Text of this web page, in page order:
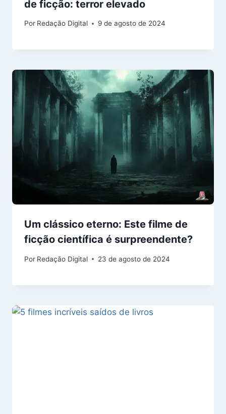
de ficção: terror elevado
Por Redação Digital 9 de agosto de 2024
Um clássico eterno: Este filme de
ficção científica é surpreendente?
Por Redação Digital 23 de agosto de 2024